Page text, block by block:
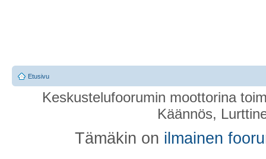
Etusivu
Keskustelufoorumin moottorina
Käännös,
Tämäkin on ilmainen